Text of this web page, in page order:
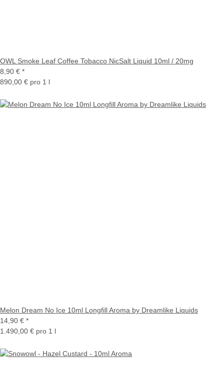
OWL Smoke Leaf Coffee Tobacco NicSalt Liquid 10ml / 20mg
8,90 € *
890,00 € pro 1 l
Melon Dream No Ice 10ml Longfill Aroma by Dreamlike Liquids
14,90 € *
1.490,00 € pro 1 l